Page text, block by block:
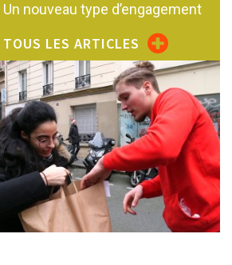
Un nouveau type d’engagement
TOUS LES ARTICLES